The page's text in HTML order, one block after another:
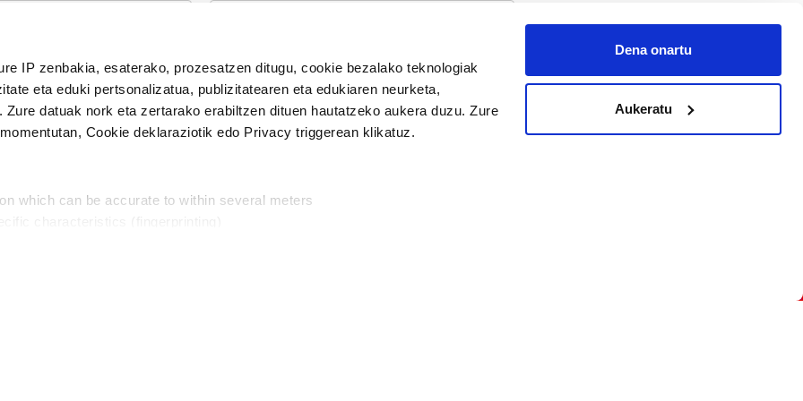
IP zenbakia, esaterako, prozesatzen ditugu, cookie bezalako teknologiak
eta eduki pertsonalizatua, publizitatearen eta edukiaren neurketa,
datuak nork eta zertarako erabiltzen dituen hautatzeko aukera duzu. Zure
Cookie deklaraziotik edo Privacy triggerean klikatuz.
which can be accurate to within several meters
Dena onartu
Aukeratu
Harpidetu
modu librean kontatzea da gure eginkizuna. Horretarako zure ekarpena